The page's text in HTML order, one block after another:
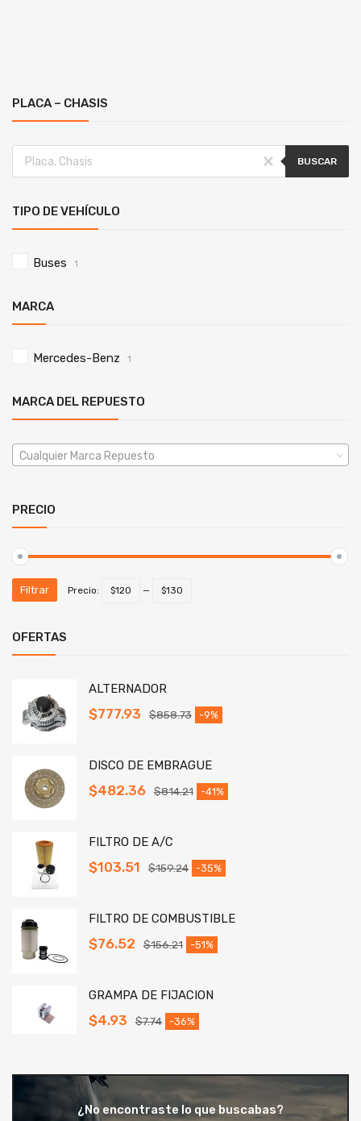
PLACA – CHASIS
BUSCAR
TIPO DE VEHÍCULO
Buses 1
MARCA
Mercedes-Benz 1
MARCA DEL REPUESTO
Cualquier Marca Repuesto
PRECIO
Filtrar Precio: $120 — $130
OFERTAS
ALTERNADOR
$858.73
$777.93 -9%
DISCO DE EMBRAGUE
$814.21
$482.36 -41%
FILTRO DE A/C
$159.24
$103.51 -35%
FILTRO DE COMBUSTIBLE
$156.21
$76.52 -51%
GRAMPA DE FIJACION
$7.74
$4.93 -36%
¿No encontraste lo que buscabas?